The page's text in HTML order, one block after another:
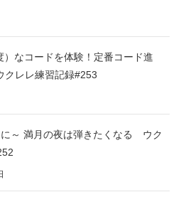
）なコードを体験！定番コード進
レレ練習記録#253
～ 満月の夜は弾きたくなる ウク